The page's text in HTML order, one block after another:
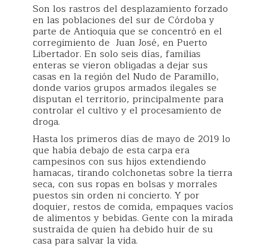
Son los rastros del desplazamiento forzado
en las poblaciones del sur de Córdoba y
parte de Antioquia que se concentró en el
corregimiento de Juan José, en Puerto
Libertador. En solo seis días, familias
enteras se vieron obligadas a dejar sus
casas en la región del Nudo de Paramillo,
donde varios grupos armados ilegales se
disputan el territorio, principalmente para
controlar el cultivo y el procesamiento de
droga.
Hasta los primeros días de mayo de 2019 lo
que había debajo de esta carpa era
campesinos con sus hijos extendiendo
hamacas, tirando colchonetas sobre la tierra
seca, con sus ropas en bolsas y morrales
puestos sin orden ni concierto. Y por
doquier, restos de comida, empaques vacíos
de alimentos y bebidas. Gente con la mirada
sustraída de quien ha debido huir de su
casa para salvar la vida.